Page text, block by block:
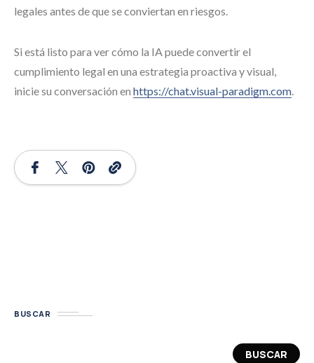
legales antes de que se conviertan en riesgos.
Si está listo para ver cómo la IA puede convertir el
cumplimiento legal en una estrategia proactiva y visual,
inicie su conversación en https://chat.visual-paradigm.com.
BUSCAR
BUSCAR